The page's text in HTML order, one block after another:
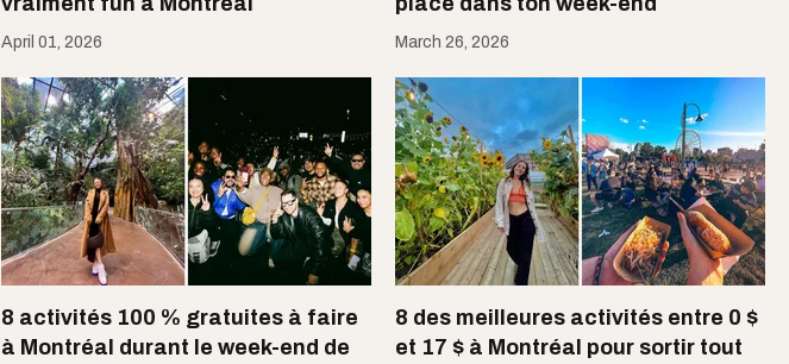
April 01, 2026 March 26, 2026
8 activités 100 % gratuites à faire
à Montréal durant le week-end de
8 des meilleures activités entre 0 $
et 17 $ à Montréal pour sortir tout